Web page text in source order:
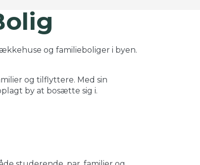
og familieboliger i byen.
og tilflyttere. Med sin
by at bosætte sig i.